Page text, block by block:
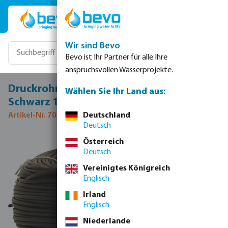
Zum Hauptinhalt springen
Druckrohr PE40 6 mm x 1,0 mm 4bar
Schwarz 100m
Artikel-Nr. 7015070
Bildergalerie überspringen
Wir sind Bevo
Bevo ist Ihr Partner für alle Ihre
anspruchsvollen Wasserprojekte.
Wählen Sie Ihr Land aus:
Deutschland
Deutsch
Österreich
Deutsch
Vereinigtes Königreich
Englisch
Irland
Englisch
Niederlande